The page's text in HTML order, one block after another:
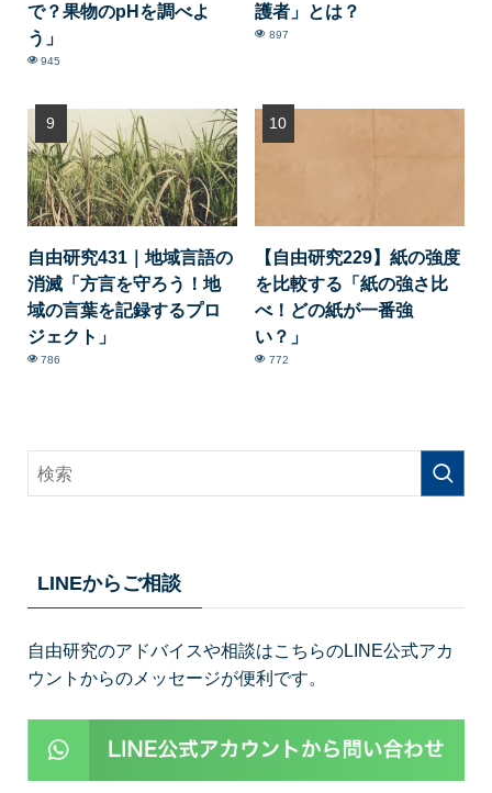
で？果物のpHを調べよ
う」
945
護者」とは？
897
自由研究431｜地域言語の
消滅「方言を守ろう！地
域の言葉を記録するプロ
ジェクト」
786
【自由研究229】紙の強度
を比較する「紙の強さ比
べ！どの紙が一番強
い？」
772
LINEからご相談
自由研究のアドバイスや相談はこちらのLINE公式アカ
ウントからのメッセージが便利です。